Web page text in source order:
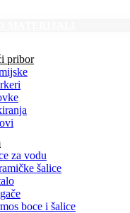
pribor
za vodu
šalice
boce i šalice